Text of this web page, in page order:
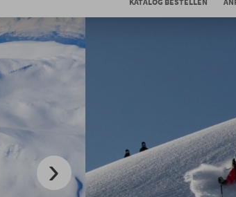
Niseko -
& Kleingruppe